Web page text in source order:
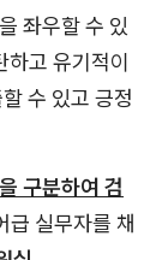
좌우할 수 있
하고 유기적이
수 있고 긍정
구분하여 검
급 실무자를 채